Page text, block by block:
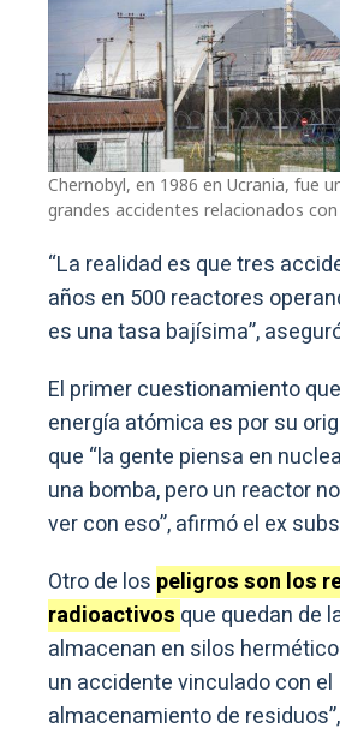
Chernobyl, en 1986 en Ucrania, fue
grandes accidentes relacionados con
“La realidad es que tres
años en 500 reactores
es una tasa bajísima”,
El primer cuestionamiento
energía atómica es por su
que “la gente piensa en
una bomba, pero un reactor
ver con eso”, afirmó el ex
Otro de los peligros son los
radioactivos que quedan de
almacenan en silos
un accidente vinculado con el
almacenamiento de